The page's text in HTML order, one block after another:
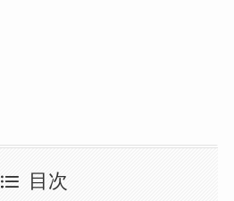
目次